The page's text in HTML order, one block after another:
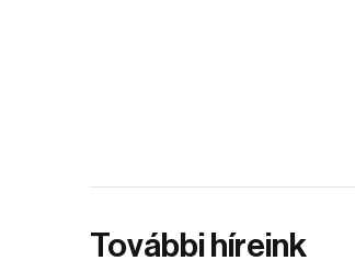
További híreink